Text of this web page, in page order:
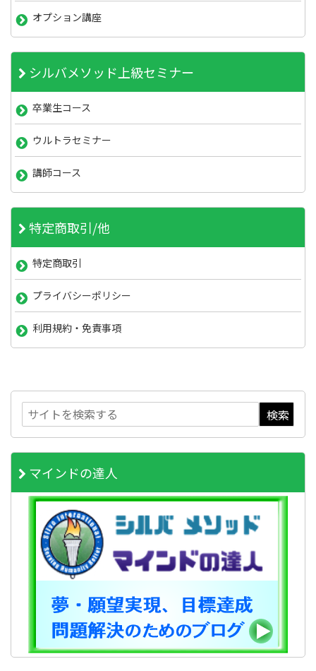
オプション講座
シルバメソッド上級セミナー
卒業生コース
ウルトラセミナー
講師コース
特定商取引/他
特定商取引
プライバシーポリシー
利用規約・免責事項
マインドの達人